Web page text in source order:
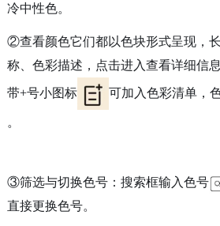
冷中性色。
②查看颜色它们都以色块形式呈现，
称、色彩描述，点击进入查看详细信
带+号小图标 可加入色彩清单，
。
③筛选与切换色号：搜索框输入色号
直接更换色号。